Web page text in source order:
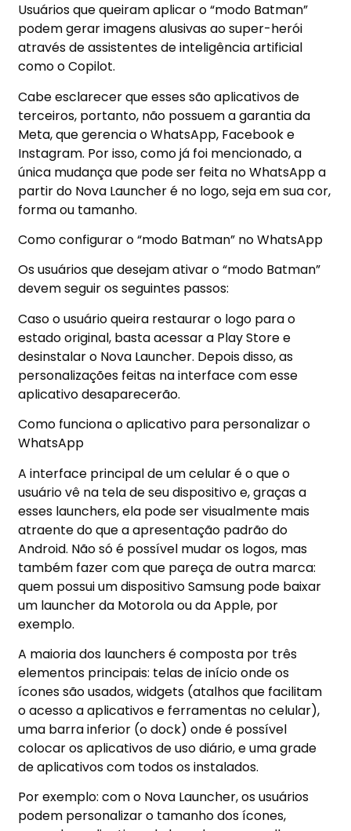
Usuários que queiram aplicar o “modo Batman”
podem gerar imagens alusivas ao super-herói
através de assistentes de inteligência artificial
como o Copilot.
Cabe esclarecer que esses são aplicativos de
terceiros, portanto, não possuem a garantia da
Meta, que gerencia o WhatsApp, Facebook e
Instagram. Por isso, como já foi mencionado, a
única mudança que pode ser feita no WhatsApp a
partir do Nova Launcher é no logo, seja em sua cor,
forma ou tamanho.
Como configurar o “modo Batman” no WhatsApp
Os usuários que desejam ativar o “modo Batman”
devem seguir os seguintes passos:
Caso o usuário queira restaurar o logo para o
estado original, basta acessar a Play Store e
desinstalar o Nova Launcher. Depois disso, as
personalizações feitas na interface com esse
aplicativo desaparecerão.
Como funciona o aplicativo para personalizar o
WhatsApp
A interface principal de um celular é o que o
usuário vê na tela de seu dispositivo e, graças a
esses launchers, ela pode ser visualmente mais
atraente do que a apresentação padrão do
Android. Não só é possível mudar os logos, mas
também fazer com que pareça de outra marca:
quem possui um dispositivo Samsung pode baixar
um launcherda Motorola ou da Apple, por
exemplo.
A maioria dos launchersé composta por três
elementos principais: telas de início onde os
ícones são usados, widgets (atalhos que facilitam
o acesso a aplicativos e ferramentas no celular),
uma barra inferior (o dock) onde é possível
colocar os aplicativos de uso diário, e uma grade
de aplicativos com todos os instalados.
Por exemplo: com o Nova Launcher, os usuários
podem personalizar o tamanho dos ícones,